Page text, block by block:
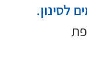
לסינון.